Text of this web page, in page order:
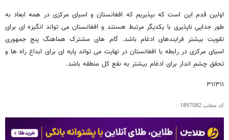
اولین قدم این است که بپذیریم که افغانستان و اسیای مرکزی در همه ابعاد به
طور جدایی ناپذیری با یکدیگر مرتبط هستند و افغانستان می تواند انگیزه ای برای
تقویت بیشتر فرایندهای ادغام باشد. گام های مشترک هماهنگ پنج جمهوری
اسیای مرکزی در رابطه با افغانستان در نهایت می تواند پایه ای برای ابداع راه ها و
تحقق چشم انداز برای ادغام بیشتر به نفع کل منطقه باشد.
۳۱۱۳۱۱
کد مطلب1897082